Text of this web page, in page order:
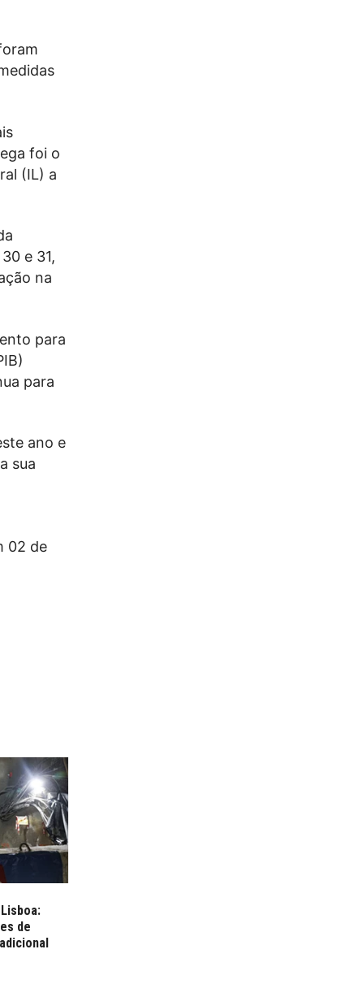
foi o
(IL) a
e 31,
na
para
para
ano e
sua
02 de
de